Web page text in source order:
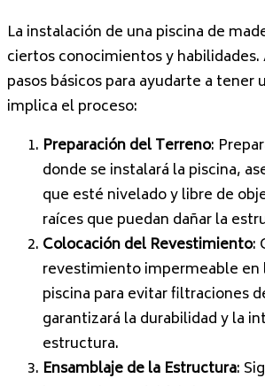
La instalación de una piscina de
ciertos conocimientos y
pasos básicos para ayudarte a tener
implica el proceso:
Preparación del Terreno:
donde se instalará la piscina,
que esté nivelado y libre de
raíces que puedan dañar la
Colocación del Revestimiento:
revestimiento impermeable en
piscina para evitar filtraciones
garantizará la durabilidad y la
estructura.
Ensamblaje de la Estructura: